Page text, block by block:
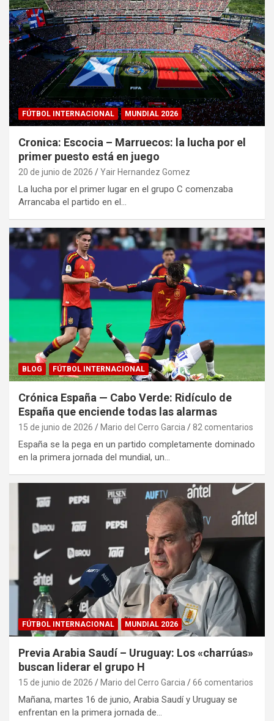
FÚTBOL INTERNACIONAL MUNDIAL 2026
Cronica: Escocia – Marruecos: la lucha por el
primer puesto está en juego
20 de junio de 2026 Yair Hernandez Gomez
La lucha por el primer lugar en el grupo C comenzaba
Arrancaba el partido en el…
BLOG FÚTBOL INTERNACIONAL
Crónica España — Cabo Verde: Ridículo de
España que enciende todas las alarmas
15 de junio de 2026 Mario del Cerro Garcia 82 comentarios
España se la pega en un partido completamente dominado
en la primera jornada del mundial, un…
FÚTBOL INTERNACIONAL MUNDIAL 2026
Previa Arabia Saudí – Uruguay: Los «charrúas»
buscan liderar el grupo H
15 de junio de 2026 Mario del Cerro Garcia 66 comentarios
Mañana, martes 16 de junio, Arabia Saudí y Uruguay se
enfrentan en la primera jornada de…